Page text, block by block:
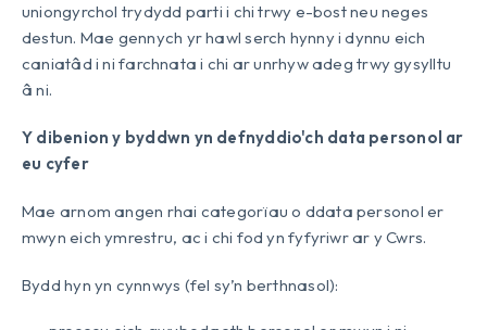
uniongyrchol trydydd parti i chi trwy e-bost neu neges
destun. Mae gennych yr hawl serch hynny i dynnu eich
caniatâd i ni farchnata i chi ar unrhyw adeg trwy gysylltu
â ni.
Y dibenion y byddwn yn defnyddio'ch data personol ar
eu cyfer
Mae arnom angen rhai categorïau o ddata personol er
mwyn eich ymrestru, ac i chi fod yn fyfyriwr ar y Cwrs.
Bydd hyn yn cynnwys (fel sy’n berthnasol):